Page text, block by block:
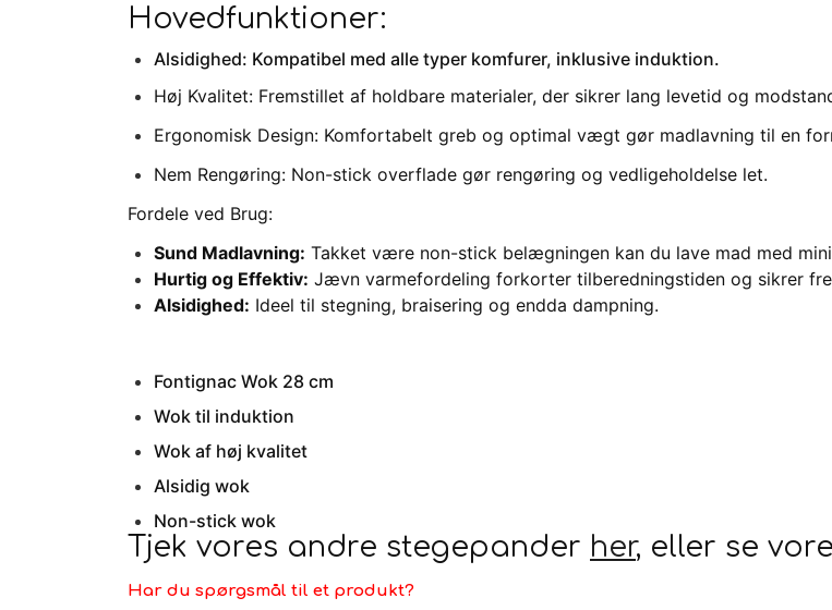
Hovedfunktioner:
Alsidighed: Kompatibel med alle typer komfurer, inklusive induktion.
Høj Kvalitet: Fremstillet af holdbare materialer, der sikrer lang levetid og
Ergonomisk Design: Komfortabelt greb og optimal vægt gør madlavning til en
Nem Rengøring: Non-stick overflade gør rengøring og vedligeholdelse let.
Fordele ved Brug:
Sund Madlavning: Takket være non-stick belægningen kan du lave mad med
Hurtig og Effektiv: Jævn varmefordeling forkorter tilberedningstiden og sikrer
Alsidighed: Ideel til stegning, braisering og endda dampning.
Fontignac Wok 28 cm
Wok til induktion
Wok af høj kvalitet
Alsidig wok
Non-stick wok
Tjek vores andre stegepander her, eller se
Har du spørgsmål til et produkt?